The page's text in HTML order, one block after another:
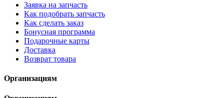
Заявка на запчасть
Как подобрать запчасть
Как сделать заказ
Бонусная программа
Подарочные карты
Доставка
Возврат товара
Организациям